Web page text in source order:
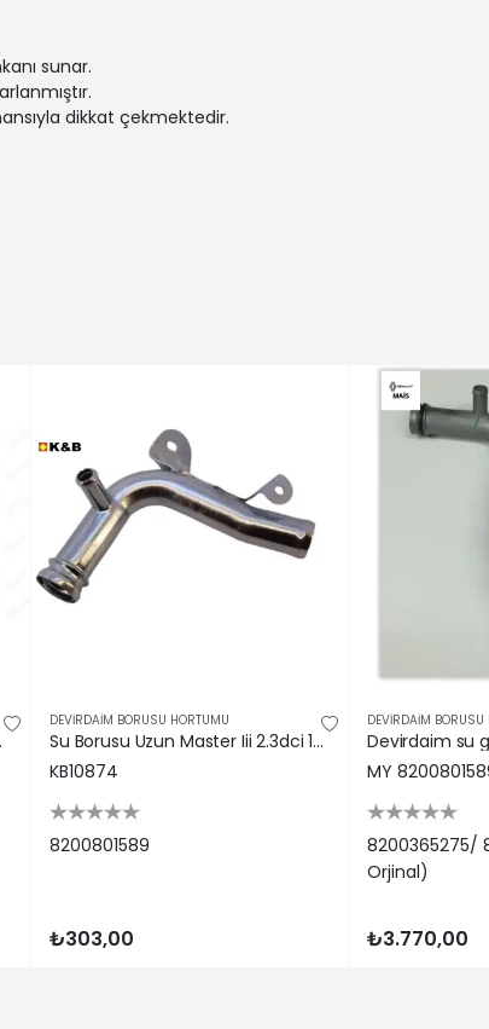
(BG0/1_) | 2.0 dCi (BG1T) (Dizel) - 110 Kw 150 Ps | 2005-
Otobüs (X62) | 2.3 CDTI FWD (JV) (Dizel) - 74 Kw
Van (X62, X62B) | dCi 125 (Dizel) - 92 Kw 125 Ps | 2011-
şasi (X62, X62B) | dCi 100 (Dizel) - 74 Kw 101 Ps | 2011-
A Minibüs/Otobüs (X83) | 2.0 CDTI (Dizel) - 84 Kw 114 Ps |
Mk II (B) Combi (X62) | 2.3 CDTI FWD (JV) (Dizel) - 74 Kw
(L70_) | 2.0 dCi 150 (L70H) (Dizel) - 110 Kw 150 Ps | 2011-
Minibüs/Otobüs (X83) | dCi 140 (Dizel) - 99 Kw 135 Ps |
II (BG0/1_) | 2.0 dCi (BG14, BG1S) (Dizel) - 127 Kw 173 Ps |
(JZ0/1_) | 2.0 dCi (JZ0Y, JZ26) (Dizel) - 110 Kw 150 Ps |
şasi (X62, X62B) | dCi 125 (Dizel) - 92 Kw 125 Ps | 2011-
A Minibüs/Otobüs (X83) | 2.0 CDTI (Dizel) - 66 Kw 90 Ps |
Platform şasi (EL) | 2.0 dCi 90 (EL0H, EL00, EL01, EL0M,
Mk II (B) VAN (X62) | 2.3 CDTI FWD (FV) (Dizel) - 92 Kw
Minibüs/Otobüs (X83) | dCi 120 (Dizel) - 84 Kw 114 Ps |
III Grandtour (KT0/1) | 2.0 dCi (KT07, KT0J, KT14, KT1A,
III Grandtour (KT0/1) | 2.0 dCi GT (KT11, KT1E, KT1N) (Dizel) -
II Station wagon (KM0/1_) | 2.0 dCi (Dizel) - 110 Kw 150 Ps |
(BT0/1) | 2.0 dCi GT (BT11, BT1E, BT1N) (Dizel) - 131 Kw 178
Grandtour (KT0/1) | 2.0 dCi (KT01, KT08, KT09, KT0K,
Panelvan/Van (X83) | 2.0 dCi 90 (Dizel) - 66 Kw 90 Ps |
şasi (X62) | 2.3 CDTI RWD (EV, HV, UV) (Dizel) - 92
A Panelvan/Van (X83) | 2.0 CDTI (Dizel) - 84 Kw 114 Ps |
III Grandtour (KZ0/1) | 2.0 dCi (KZ0Y) (Dizel) - 110 Kw 150 Ps
III (BT0/1) | 2.0 dCi (BT07, BT0J, BT14, BT1A, BT1S) (Dizel) -
sunar.
dikkat çekmektedir.
12806
DEVİRDAİM BORUSU HORTUMU
Su Borusu Uzun Master Iii 2.3dci 10-> 8200801589
KB10874
8200801589
₺303,00
DEVİRDAİM BORUSU
MY
8200365275/
Orjinal)
₺3.770,00